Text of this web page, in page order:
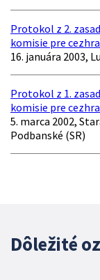
Protokol z 2.
komisie pre
16. januára 2003,
Protokol z 1.
komisie pre
5. marca 2002,
Podbanské (SR)
Dôležité